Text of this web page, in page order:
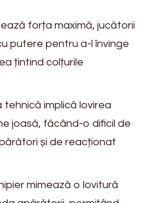
forța maximă, jucătorii
putere pentru a-l învinge
țintind colțurile
tehnică implică lovirea
joasă, făcând-o dificil de
și de reacționat
mimează o lovitură